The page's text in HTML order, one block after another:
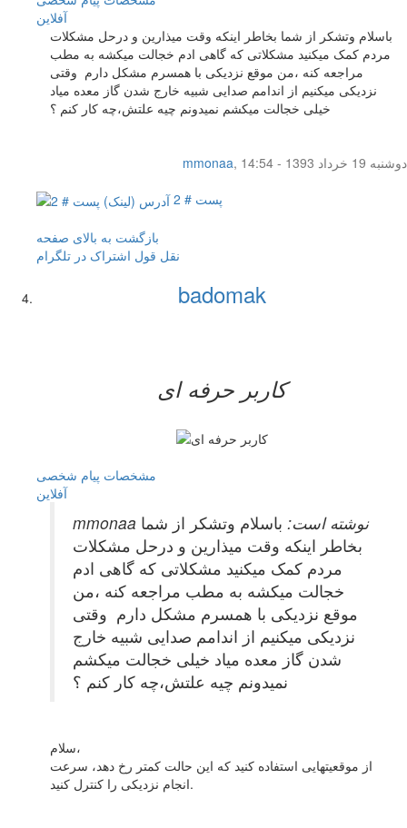
آفلاين
باسلام وتشکر از شما بخاطر اینکه وقت میذارین و درحل مشکلات
مردم کمک میکنید مشکلاتی که گاهی ادم خجالت میکشه به مطب
مراجعه کنه ،من موقع نزدیکی با همسرم مشکل دارم وقتی
نزدیکی میکنیم از اندامم صدایی شبیه خارج شدن گاز معده میاد
خیلی خجالت میکشم نمیدونم چیه علتش،چه کار کنم ؟
mmonaa,
دوشنبه 19 خرداد 1393 - 14:54
پست # 2
بازگشت به بالای صفحه
نقل قول اشتراک در تلگرام
badomak
کاربر حرفه ای
مشخصات پیام شخصی
آفلاين
mmonaa نوشته است: باسلام وتشکر از شما
بخاطر اینکه وقت میذارین و درحل مشکلات
مردم کمک میکنید مشکلاتی که گاهی ادم
خجالت میکشه به مطب مراجعه کنه ،من
موقع نزدیکی با همسرم مشکل دارم وقتی
نزدیکی میکنیم از اندامم صدایی شبیه خارج
شدن گاز معده میاد خیلی خجالت میکشم
نمیدونم چیه علتش،چه کار کنم ؟
سلام،
از موقعیتهایی استفاده کنید که این حالت کمتر رخ دهد، سرعت
انجام نزدیکی را کنترل کنید.